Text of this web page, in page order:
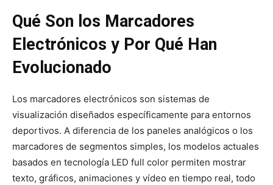
Qué Son los Marcadores
Electrónicos y Por Qué Han
Evolucionado
Los marcadores electrónicos son sistemas de
visualización diseñados específicamente para entornos
deportivos. A diferencia de los paneles analógicos o los
marcadores de segmentos simples, los modelos actuales
basados en tecnología LED full color permiten mostrar
texto, gráficos, animaciones y vídeo en tiempo real, todo